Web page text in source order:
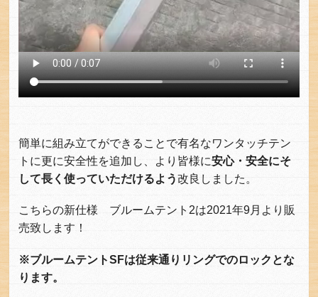
簡単に組み立てができることで有名なワンタッチテン
トに更に安全性を追加し、より皆様に安心・安全にそ
して長く使っていただけるよう改良しました。
こちらの新仕様 ブルームテント2は2021年9月より販
売致します！
※ブルームテントSFは従来通りリングでのロックとな
ります。